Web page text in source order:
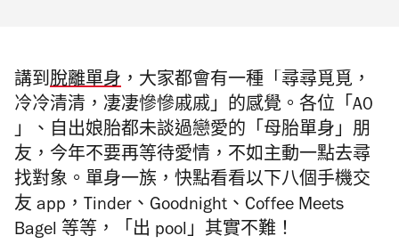
講到脫離單身 ，大家都會有一種「尋尋覓覓，
冷冷清清，凄凄慘慘戚戚」的感覺。各位「A0
」、自出娘胎都未談過戀愛的「母胎單身」朋
友，今年不要再等待愛情，不如主動一點去尋
找對象。單身一族，快點看看以下八個手機交
友 app，Tinder、Goodnight、Coffee Meets
Bagel 等等，「出 pool」其實不難！